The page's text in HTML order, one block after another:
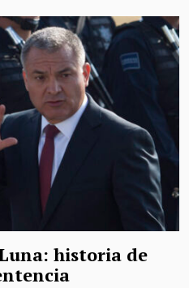
historia de